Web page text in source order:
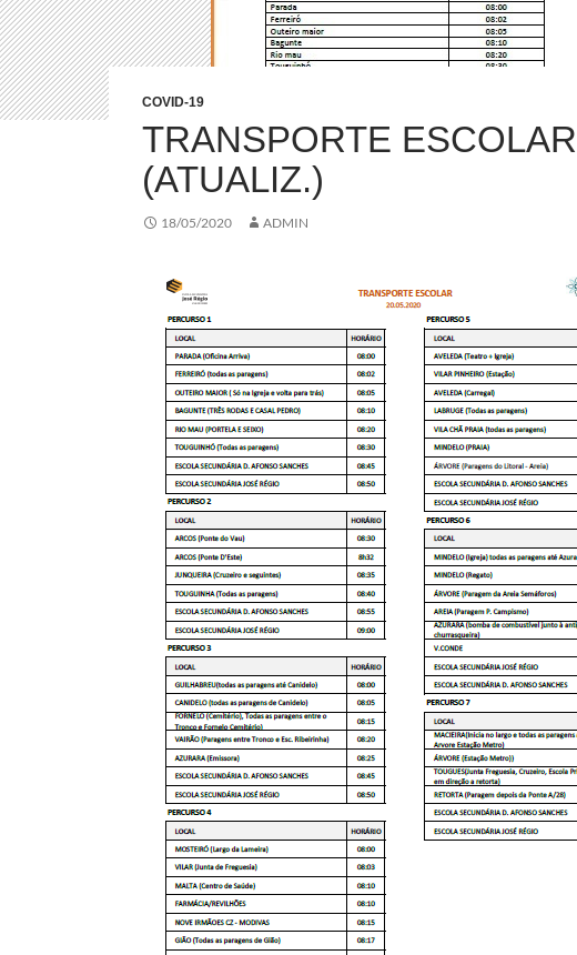
COVID-19
TRANSPORTE ESCOLAR
(ATUALIZ.)
18/05/2020 ADMIN